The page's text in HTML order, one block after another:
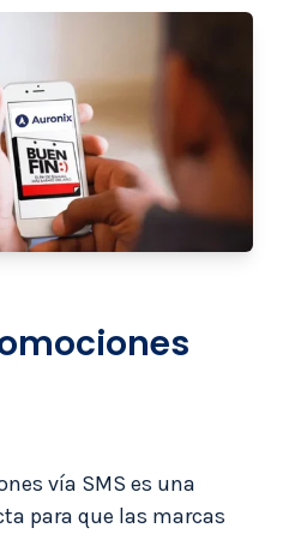
vía SMS es una
para que las marcas